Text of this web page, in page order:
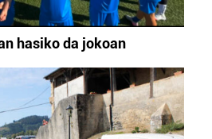
hasiko da jokoan